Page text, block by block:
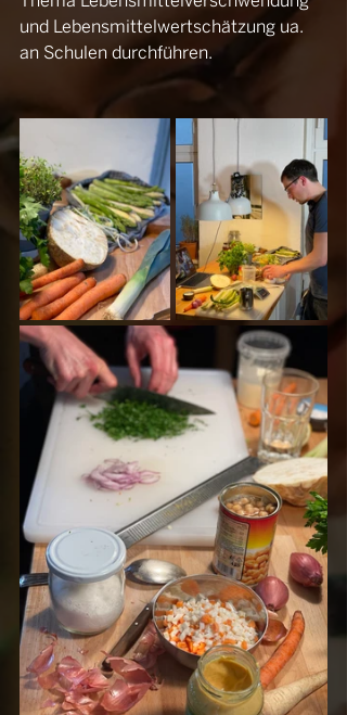
und Lebensmittelwertschätzung ua.
an Schulen durchführen.